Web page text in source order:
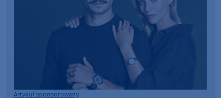
Artykuł sponsorowany